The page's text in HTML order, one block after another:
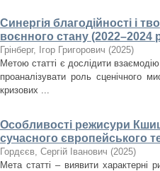
Синергія благодійності і
воєнного стану (2022–2024
Грінберг, Ігор Григорович (2025)
Метою статті є дослідити взаємодію
проаналізувати роль сценічного
кризових ...
Особливості режисури
сучасного європейського
Гордєєв, Сергій Іванович (2025)
Мета статті – виявити характерні